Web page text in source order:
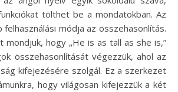
tölthet be a mondatokban. Az
módja az összehasonlítás.
mondjuk, hogy „He is as tall as she is,”
összehasonlítását végezzük, ahol az
kifejezésére szolgál. Ez a szerkezet
hogy világosan kifejezzük a két